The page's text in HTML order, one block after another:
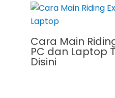
Cara Main
PC dan Laptop
Disini